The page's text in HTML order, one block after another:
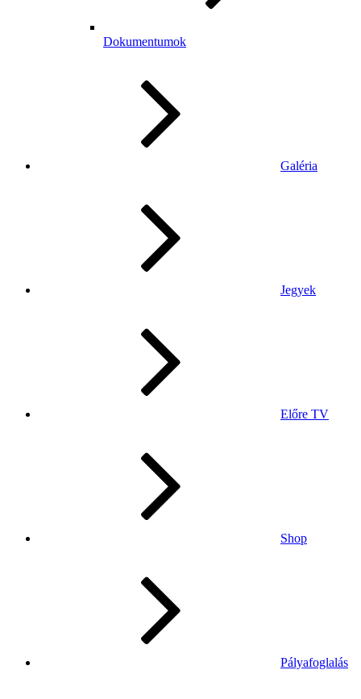
Dokumentumok
Galéria
Jegyek
Előre TV
Shop
Pályafoglalás